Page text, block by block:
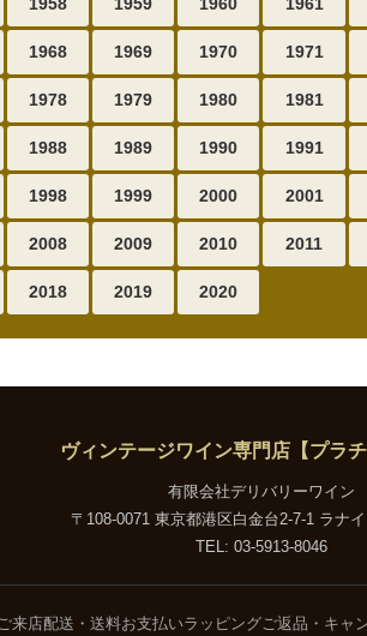
1968 1969 1970 1971
1978 1979 1980 1981
1988 1989 1990 1991
1998 1999 2000 2001
2008 2009 2010 2011
2018 2019 2020
ヴィンテージワイン専門店【プラチ
有限会社デリバリーワイン
〒108-0071 東京都港区白金台2-7-1 ラナ
TEL: 03-5913-8046
来店配送・送料お支払いラッピングご返品・キャ